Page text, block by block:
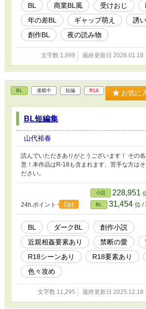
BL 商業BL風 受けおじ
年の差BL
ギャップ萌え
誘
創作BL
夜の読み物
文字数 1,999 最終更新日 2026.01.18
BL 連載中 短編 R18 お気に
BL短編集
山代裕春
読んでいただきありがとうございます！ その
意！本作品はR-18も含まれます、苦手な方は
ださい。
24h.ポイント 0pt
小説 228,951
BL 31,454 位 /
BL ダークBL
創作小説
近親相姦要素あり
禁断の愛
R18シーンあり
R18要素あり
色々攻め
文字数 11,295 最終更新日 2025.12.16